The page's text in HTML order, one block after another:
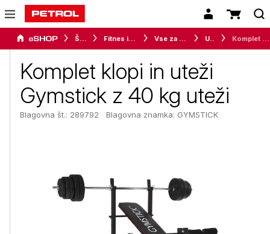
Šport Fitnes in vadba Vse za vadbo Uteži
Komplet klopi in uteži
Gymstick z 40 kg uteži
Blagovna št.: 289792 Blagovna znamka: GYMSTICK